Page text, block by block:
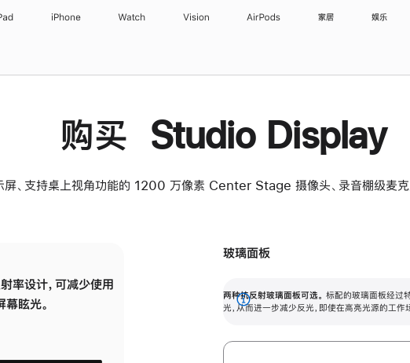
iPhone Watch Vision AirPods 家居 娱乐
购买 Studio Display
、支持桌上视角功能的 1200 万像素 Center Stage 摄像头、录音棚级麦克
率设计，可减少使用
眩光。
有高亮光源的场所使用，也能保持出色画质。
玻璃面板
两种抗反射玻璃面板可选。 标配的玻璃面板经过
光，从而进一步减少反光，即使在高亮光源的工作
展